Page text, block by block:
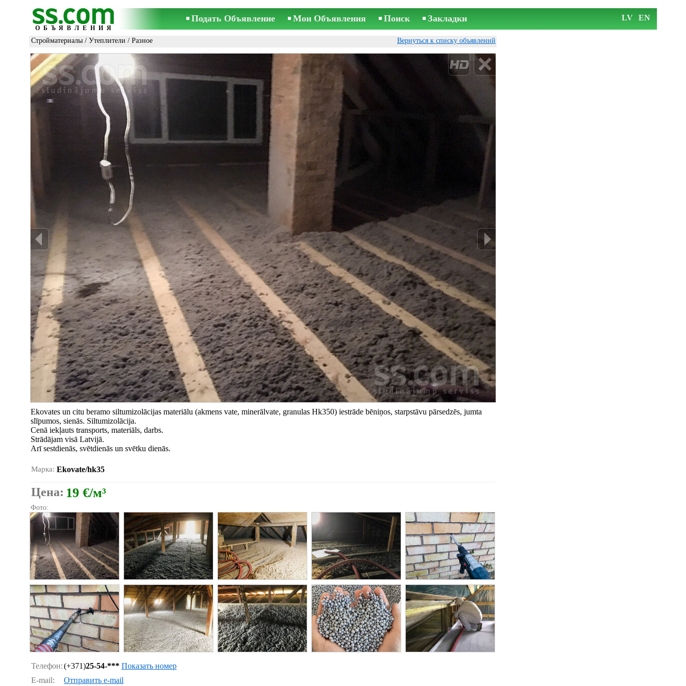
ОБЪЯВЛЕНИЯ
Подать Объявление Мои Объявления Поиск Закладки LV EN
Стройматериалы / Утеплители / Разное Вернуться к списку объявлений
Ekovates un citu beramo siltumizolācijas materiālu (akmens vate, minerālvate, granulas Hk350) iestrāde bēniņos, starpstāvu pārsedzēs, jumta
slīpumos, sienās. Siltumizolācija.
Cenā iekļauts transports, materiāls, darbs.
Strādājam visā Latvijā.
Arī sestdienās, svētdienās un svētku dienās.
Марка: Ekovate/hk35
Цена: 19 €/м³
Фото:
Телефон:(+371)25-54-*** Показать номер
E-mail:
Отправить e-mail